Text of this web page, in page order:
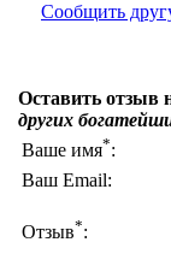
Сообщить
Оставить отзыв
других
Ваше имя*:
Ваш Email:
Отзыв*: